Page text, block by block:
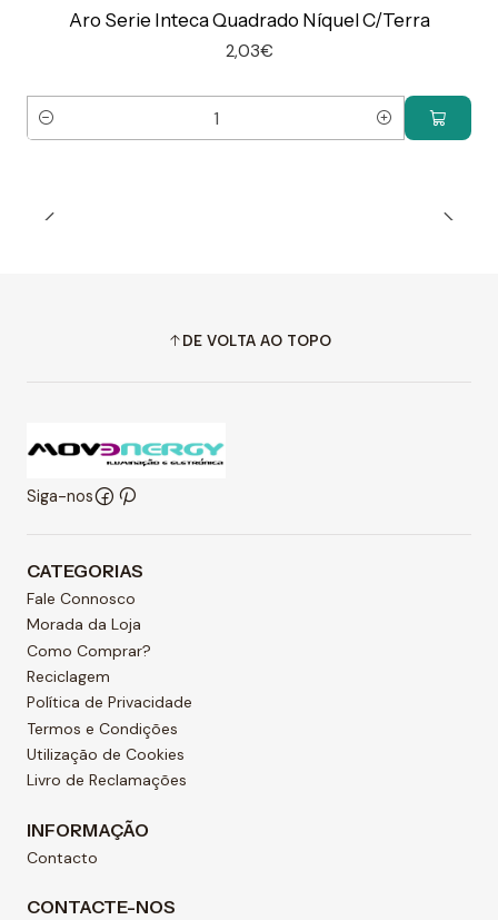
Aro Serie Inteca Quadrado Níquel C/Terra
2,03€
Quantidade
DE VOLTA AO TOPO
Siga-nos
CATEGORIAS
Fale Connosco
Morada da Loja
Como Comprar?
Reciclagem
Política de Privacidade
Termos e Condições
Utilização de Cookies
Livro de Reclamações
INFORMAÇÃO
Contacto
CONTACTE-NOS